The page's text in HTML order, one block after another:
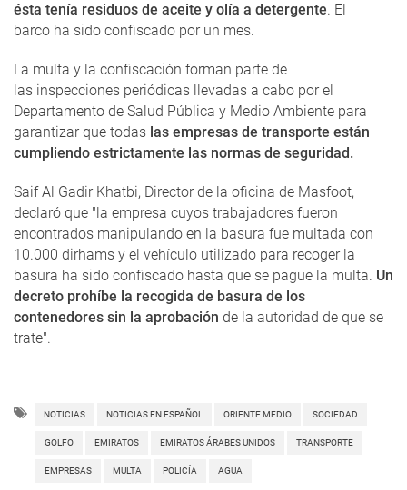
ésta tenía residuos de aceite y olía a detergente. El
barco ha sido confiscado por un mes.
La multa y la confiscación forman parte de
las inspecciones periódicas llevadas a cabo por el
Departamento de Salud Pública y Medio Ambiente para
garantizar que todas las empresas de transporte están
cumpliendo estrictamente las normas de seguridad.
Saif Al Gadir Khatbi, Director de la oficina de Masfoot,
declaró que "la empresa cuyos trabajadores fueron
encontrados manipulando en la basura fue multada con
10.000 dirhams y el vehículo utilizado para recoger la
basura ha sido confiscado hasta que se pague la multa. Un
decreto prohíbe la recogida de basura de los
contenedores sin la aprobación de la autoridad de que se
trate".
NOTICIAS NOTICIAS EN ESPAÑOL ORIENTE MEDIO SOCIEDAD
GOLFO EMIRATOS EMIRATOS ÁRABES UNIDOS TRANSPORTE
EMPRESAS MULTA POLICÍA AGUA